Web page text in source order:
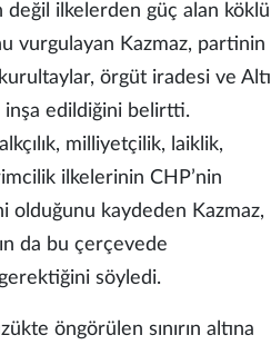
değil ilkelerden güç alan köklü
vurgulayan Kazmaz, partinin
örgüt iradesi ve Altı
edildiğini belirtti.
milliyetçilik, laiklik,
ilkelerinin CHP’nin
olduğunu kaydeden Kazmaz,
da bu çerçevede
söyledi.
öngörülen sınırın altına